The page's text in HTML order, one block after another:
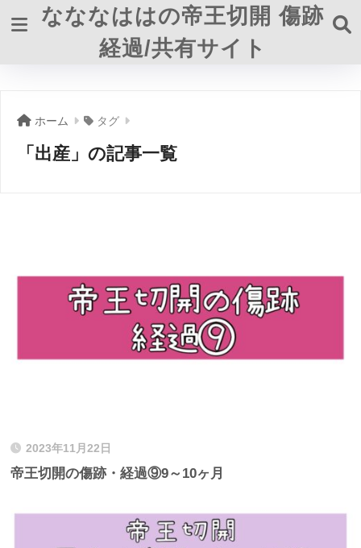
なななははの帝王切開 傷跡
経過/共有サイト
ホーム タグ
「出産」の記事一覧
2023年11月22日
帝王切開の傷跡・経過⑨9～10ヶ月